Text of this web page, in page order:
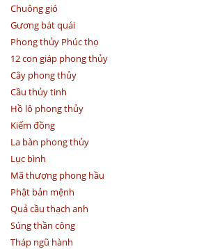
Chuông gió
Gương bát quái
Phong thủy Phúc thọ
12 con giáp phong thủy
Cây phong thủy
Cầu thủy tinh
Hồ lô phong thủy
Kiếm đồng
La bàn phong thủy
Lục bình
Mã thượng phong hầu
Phật bản mệnh
Quả cầu thạch anh
Súng thần công
Tháp ngũ hành